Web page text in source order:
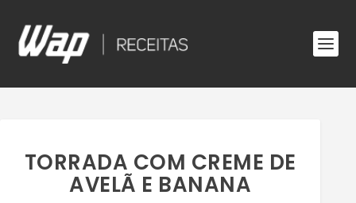
TORRADA COM CREME DE
AVELÃ E BANANA